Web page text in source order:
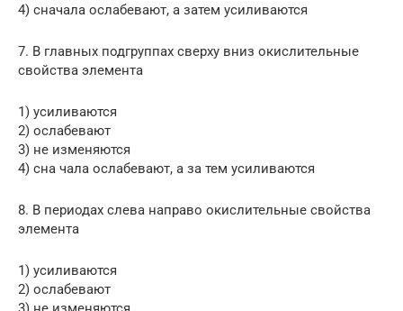
4) сначала ослабевают, а затем усиливаются
7. В главных подгруппах сверху вниз окислительные
свойства элемента
1) усиливаются
2) ослабевают
3) не изменяются
4) сна чала ослабевают, а за тем усиливаются
8. В периодах слева направо окислительные свойства
эле­мента
1) усиливаются
2) ослабевают